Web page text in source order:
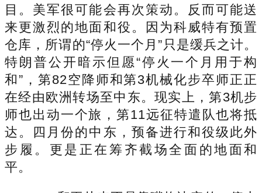
目。美军很可能会再次策动。反而可能送
来更激烈的地面和役。因为科威特有预置
仓库，所谓的“停火一个月”只是缓兵之计。
特朗普公开暗示但愿“停火一个月用于构
和”，第82空降师和第3机械化步卒师正正
在经由欧洲转场至中东。现实上，第3机步
师也出动一个旅，第11远征特遣队也将抵
达。四月份的中东，预备进行和役级此外
步履。更是正在筹齐截场全面的地面和
平。